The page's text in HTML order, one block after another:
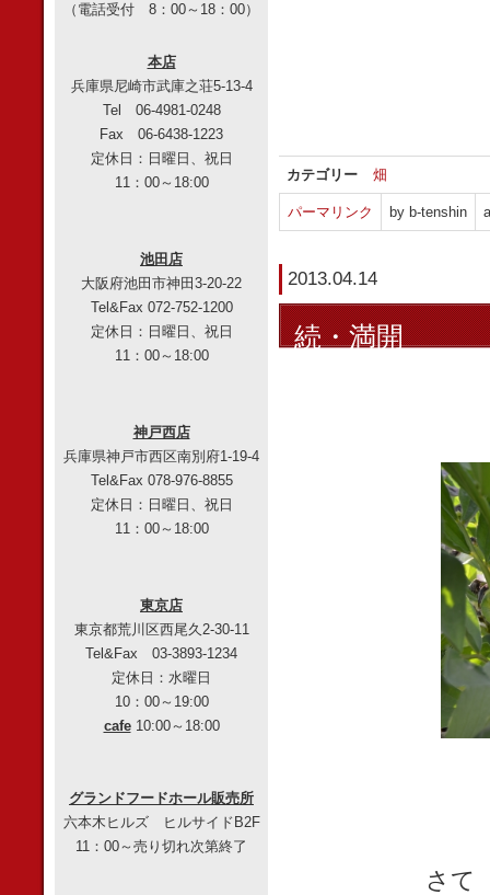
カテゴリー 畑
パーマリンク by b-tenshin
2013.04.14
続・満開
さて
（電話受付 8：00～18：00）
本店
兵庫県尼崎市武庫之荘5-13-4
Tel 06-4981-0248
Fax 06-6438-1223
定休日：日曜日、祝日
11：00～18:00
池田店
大阪府池田市神田3-20-22
Tel&Fax 072-752-1200
定休日：日曜日、祝日
11：00～18:00
神戸西店
兵庫県神戸市西区南別府1-19-4
Tel&Fax 078-976-8855
定休日：日曜日、祝日
11：00～18:00
東京店
東京都荒川区西尾久2-30-11
Tel&Fax 03-3893-1234
定休日：水曜日
10：00～19:00
cafe10:00～18:00
グランドフードホール販売所
六本木ヒルズ ヒルサイドB2F
11：00～売り切れ次第終了